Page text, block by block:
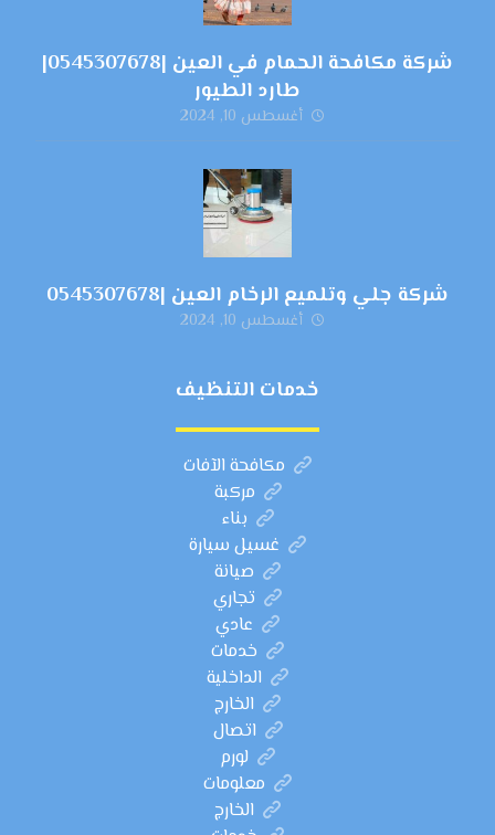
شركة مكافحة الحمام في العين |0545307678|
طارد الطيور
أغسطس 10, 2024
شركة جلي وتلميع الرخام العين |0545307678
أغسطس 10, 2024
خدمات التنظيف
مكافحة الآفات
مركبة
بناء
غسيل سيارة
صيانة
تجاري
عادي
خدمات
الداخلية
الخارج
اتصال
لورم
معلومات
الخارج